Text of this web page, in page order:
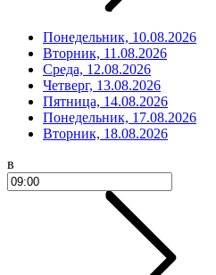
Понедельник, 10.08.2026
Вторник, 11.08.2026
Среда, 12.08.2026
Четверг, 13.08.2026
Пятница, 14.08.2026
Понедельник, 17.08.2026
Вторник, 18.08.2026
в